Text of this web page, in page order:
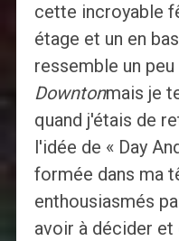
cette incroyable
étage et un en
ressemble un peu
Downtonmais je
quand j'étais de
l'idée de « Day
formée dans ma
enthousiasmés
avoir à décider